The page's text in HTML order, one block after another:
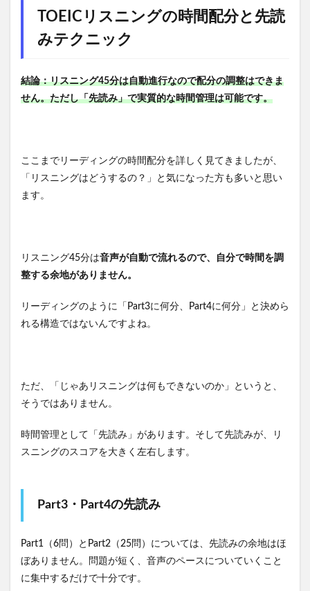
TOEICリスニングの時間配分と先読
みテクニック
結論：リスニング45分は自動進行なので配分の調整はできま
せん。ただし「先読み」で実質的な時間管理は可能です。
ここまでリーディングの時間配分を詳しく見てきましたが、
「リスニングはどうするの？」と気になった方も多いと思い
ます。
リスニング45分は音声が自動で流れるので、自分で時間を調
整する余地がありません。
リーディングのように「Part3に何分、Part4に何分」と決めら
れる構造ではないんですよね。
ただ、「じゃあリスニングは何もできないのか」というと、
そうではありません。
時間管理として「先読み」があります。そして先読みが、リ
スニングのスコアを大きく左右します。
Part3・Part4の先読み
Part1（6問）とPart2（25問）については、先読みの余地はほ
ぼありません。問題が短く、音声のペースについていくこと
に集中するだけで十分です。